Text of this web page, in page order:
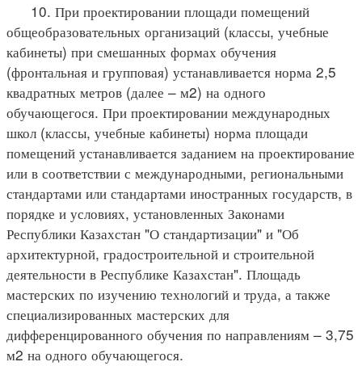
10. При проектировании площади помещений
общеобразовательных организаций (классы, учебные
кабинеты) при смешанных формах обучения
(фронтальная и групповая) устанавливается норма 2,5
квадратных метров (далее – м2) на одного
обучающегося. При проектировании международных
школ (классы, учебные кабинеты) норма площади
помещений устанавливается заданием на проектирование
или в соответствии с международными, региональными
стандартами или стандартами иностранных государств, в
порядке и условиях, установленных Законами
Республики Казахстан "О стандартизации" и "Об
архитектурной, градостроительной и строительной
деятельности в Республике Казахстан". Площадь
мастерских по изучению технологий и труда, а также
специализированных мастерских для
дифференцированного обучения по направлениям – 3,75
м2 на одного обучающегося.